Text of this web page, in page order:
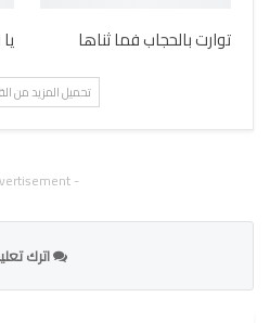
توارت بالحجاب فما ثناها
تحميل المزيد من
-
اترك